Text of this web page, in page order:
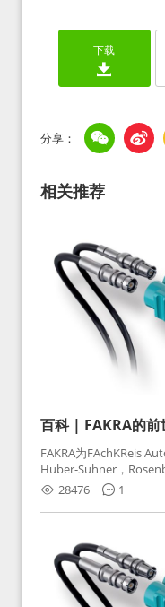
下载
相关推荐
百科 | FAKRA的前
FAKRA为FAchKReis
Huber-Suhner，
Huber-Suhner相关连接
Rosenberger）缩写。
接，如今FAKRA已成为
28476 1